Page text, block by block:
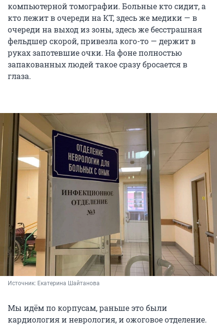
компьютерной томографии. Больные кто сидит, а
кто лежит в очереди на КТ, здесь же медики — в
очереди на выход из зоны, здесь же бесстрашная
фельдшер скорой, привезла кого-то — держит в
руках запотевшие очки. На фоне полностью
запакованных людей такое сразу бросается в
глаза.
Источник: Екатерина Шайтанова
Мы идём по корпусам, раньше это были
кардиология и неврология, и ожоговое отделение.